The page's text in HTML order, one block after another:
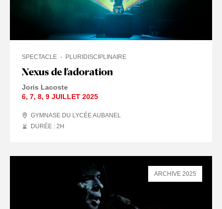
Nexus de l’adoration
SPECTACLE PLURIDISCIPLINAIRE
Joris Lacoste
6, 7, 8, 9 JUILLET 2025
GYMNASE DU LYCÉE AUBANEL
DURÉE : 2 H
ARCHIVE 2025